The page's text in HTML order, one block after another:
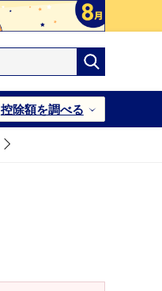
控除額を調べる